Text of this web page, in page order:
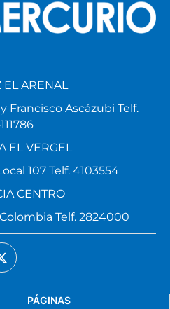
PÁGINAS
EL ARENAL
Francisco Ascázubi Telf.
EL VERGEL
107 Telf. 4103554
CENTRO
Telf. 2824000